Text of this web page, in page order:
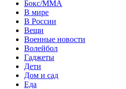
Бокс/MMA
В мире
В России
Вещи
Военные новости
Волейбол
Гаджеты
Дети
Дом и сад
Еда